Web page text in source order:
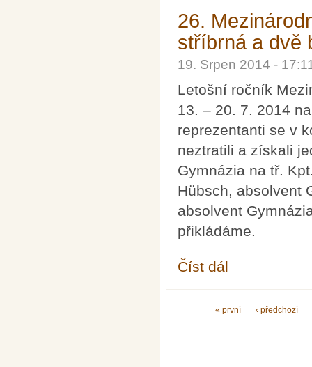
26.
stříbrná a dvě
19. Srpen 2014 -
Letošní ročník
13. – 20. 7. 2014
reprezentanti se v
neztratili a získali
Gymnázia na tř.
Hübsch, absolvent
absolvent
přikládáme.
Číst dál
Stránky« první ‹ předchozí